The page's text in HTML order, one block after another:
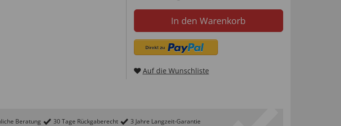
In den Warenkorb
Auf die Wunschliste
Beratung 30 Tage Rückgaberecht 3 Jahre Langzeit-Garantie